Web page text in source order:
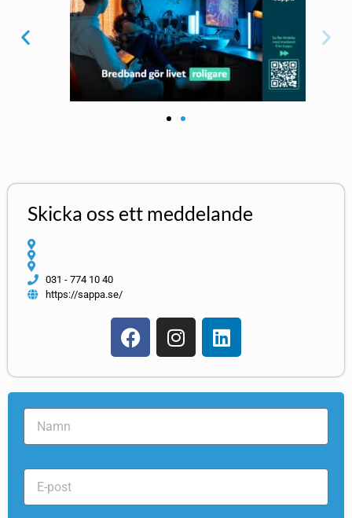
Skicka oss ett meddelande
031 - 774 10 40
https://sappa.se/